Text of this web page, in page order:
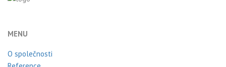
MENU
O společnosti